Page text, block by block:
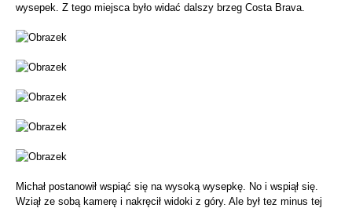
wysepek. Z tego miejsca było widać dalszy brzeg Costa Brava.
Michał postanowił wspiąć się na wysoką wysepkę. No i wspiął się.
Wziął ze sobą kamerę i nakręcił widoki z góry. Ale był tez minus tej